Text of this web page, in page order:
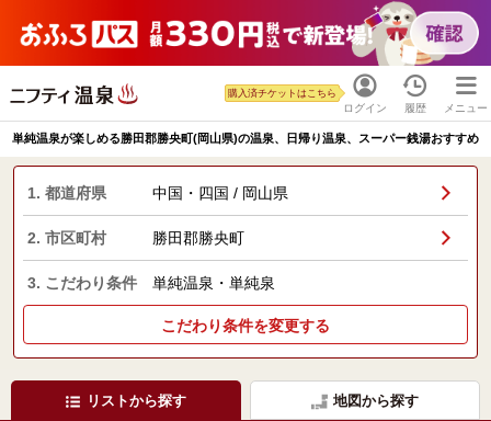
ログイン
購入済チケットはこちら
履歴 メニュー
単純温泉が楽しめる勝田郡勝央町(岡山県)の温泉、日帰り温泉、スーパー銭湯おすすめ
1. 都道府県 中国・四国 / 岡山県
2. 市区町村 勝田郡勝央町
3. こだわり条件 単純温泉・単純泉
こだわり条件を変更する
リストから探す 地図から探す